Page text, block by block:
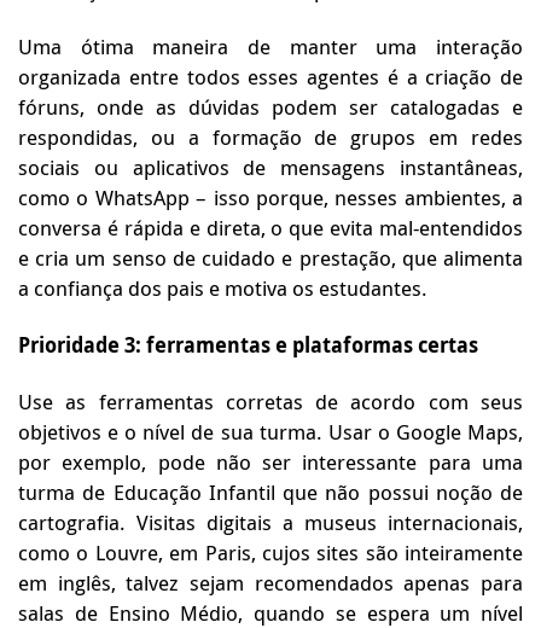
Uma ótima maneira de manter uma interação
organizada entre todos esses agentes é a criação de
fóruns, onde as dúvidas podem ser catalogadas e
respondidas, ou a formação de grupos em redes
sociais ou aplicativos de mensagens instantâneas,
como o WhatsApp – isso porque, nesses ambientes, a
conversa é rápida e direta, o que evita mal-entendidos
e cria um senso de cuidado e prestação, que alimenta
a confiança dos pais e motiva os estudantes.
Prioridade 3: ferramentas e plataformas certas
Use as ferramentas corretas de acordo com seus
objetivos e o nível de sua turma. Usar o Google Maps,
por exemplo, pode não ser interessante para uma
turma de Educação Infantil que não possui noção de
cartografia. Visitas digitais a museus internacionais,
como o Louvre, em Paris, cujos sites são inteiramente
em inglês, talvez sejam recomendados apenas para
salas de Ensino Médio, quando se espera um nível